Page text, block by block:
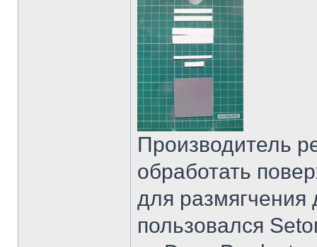
Производитель
обработать
для
пользовался